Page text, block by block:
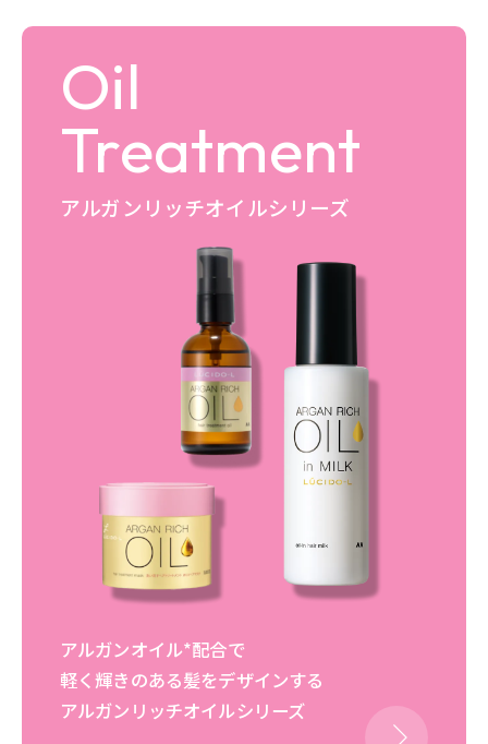
Oil
Treatment
アルガンリッチオイルシリーズ
アルガンオイル*配合で
軽く輝きのある髪をデザインする
アルガンリッチオイルシリーズ